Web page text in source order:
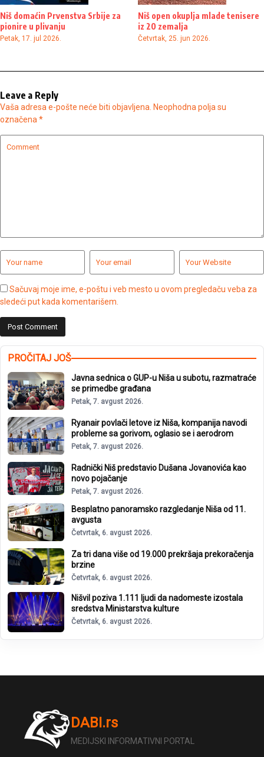
Niš domaćin Prvenstva Srbije za
pionire u plivanju
Petak, 17. jul 2026.
Niš open okuplja mlade tenisere
iz 20 zemalja
Četvrtak, 25. jun 2026.
Leave a Reply
Vaša adresa e-pošte neće biti objavljena. Neophodna polja su
označena*
Sačuvaj moje ime, e-poštu i veb mesto u ovom pregledaču veba za
sledeći put kada komentarišem.
PROČITAJ JOŠ
Javna sednica o GUP-u Niša u subotu, razmatraće
se primedbe građana
Petak, 7. avgust 2026.
Ryanair povlači letove iz Niša, kompanija navodi
probleme sa gorivom, oglasio se i aerodrom
Petak, 7. avgust 2026.
Radnički Niš predstavio Dušana Jovanovića kao
novo pojačanje
Petak, 7. avgust 2026.
Besplatno panoramsko razgledanje Niša od 11.
avgusta
Četvrtak, 6. avgust 2026.
Za tri dana više od 19.000 prekršaja prekoračenja
brzine
Četvrtak, 6. avgust 2026.
Nišvil poziva 1.111 ljudi da nadomeste izostala
sredstva Ministarstva kulture
Četvrtak, 6. avgust 2026.
DABI.rs
MEDIJSKI INFORMATIVNI PORTAL